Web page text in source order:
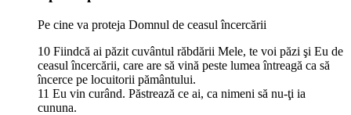
Pe cine va proteja Domnul de ceasul încercării
10 Fiindcă ai păzit cuvântul răbdării Mele, te voi păzi şi Eu de
ceasul încercării, care are să vină peste lumea întreagă ca să
încerce pe locuitorii pământului.
11 Eu vin curând. Păstrează ce ai, ca nimeni să nu-ţi ia
cununa.